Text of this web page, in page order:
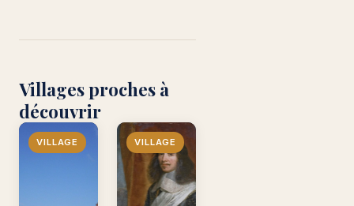
Villages proches à
découvrir
VILLAGE VILLAGE